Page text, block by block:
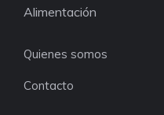
Alimentación
Quienes somos
Contacto